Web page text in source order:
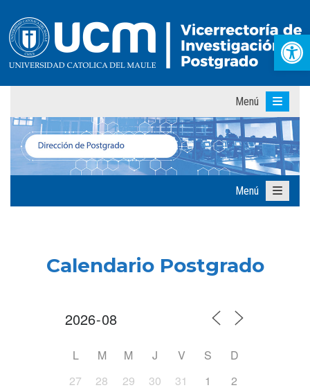
Menú
Menú
Calendario Postgrado
L M M J V S
D
27
28 29 30 31 1
2